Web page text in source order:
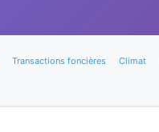
Transactions foncières Climat